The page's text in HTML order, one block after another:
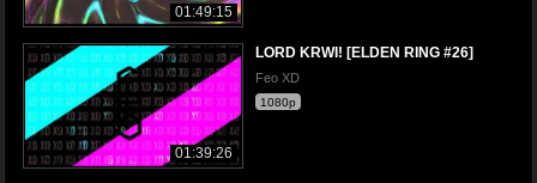
01:49:15
01:39:26
LORD KRWI! [ELDEN RING #26]
Feo XD
1080p